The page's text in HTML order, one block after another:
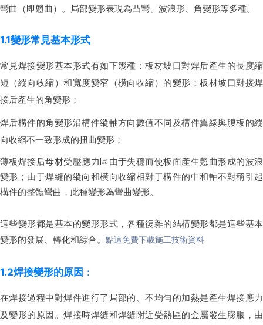
彎曲（即翹曲）。局部變形表現為凸彎、波浪形、角變形等多種。
1.1變形常見基本形式
常見焊接變形基本形式有如下幾種：板材坡口對焊后產生的長度縮
短（縱向收縮）和寬度變窄（橫向收縮）的變形；板材坡口對接焊
接后產生的角變形；
焊后構件的角變形沿構件縱軸方向數值不同及構件翼緣與腹板的縱
向收縮不一致形成的扭曲變形；
薄板焊接后母材受壓應力區由于失穩而使板面產生翹曲形成的波浪
變形；由于焊縫的縱向和橫向收縮相對于構件的中和軸不對稱引起
構件的整體彎曲，此種變形為彎曲變形。
這些變形都是基本的變形形式，各種復雜的結構變形都是這些基本
變形的發展、轉化和綜合。
點這免費下載施工技術資料
1.2焊接變形的原因 ：
在焊接過程中對焊件進行了局部的、不均勻的加熱是產生焊接應力
及變形的原因。焊接時焊縫和焊縫附近受熱區的金屬發生膨脹，由